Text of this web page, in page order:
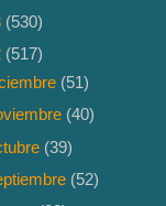
(530)
(517)
(51)
(40)
(39)
(52)